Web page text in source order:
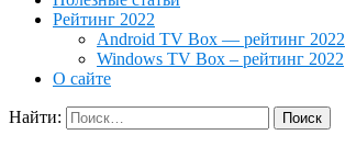
Рейтинг 2022
Android TV Box — рейтинг 2022
Windows TV Box – рейтинг 2022
О сайте
Найти: